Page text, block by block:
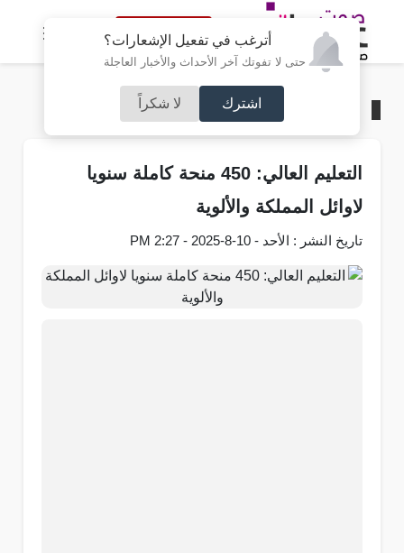
أترغب في تفعيل الإشعارات؟
حتى لا تفوتك آخر الأحداث والأخبار العاجلة
اشترك لا شكراً
النسخة الكاملة
جامعات
التعليم العالي: 450 منحة كاملة سنويا
لاوائل المملكة والألوية
تاريخ النشر : الأحد - 10-8-2025 - 2:27 PM